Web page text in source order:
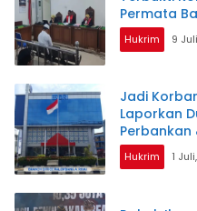
Permata
Hukrim 9
Jadi
Laporkan
Perbankan
Polda
Hukrim 1